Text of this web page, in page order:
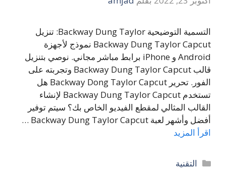
التسمية التوضيحية Backway Dung Taylor: تنزيل
Backway Dung Taylor Capcut نموذج لأجهزة
Android و iPhone برابط مباشر مجاني. نوصي بتنزيل
قالب Backway Dung Taylor Capcut وتجربته على
الفور. تحرير Backway Dong Taylor Capcut هل
تستخدم Backway Dung Taylor Capcut لإنشاء
القالب المثالي لمقطع الفيديو الخاص بك؟ سيتم توفير
أفضل وأشهر لعبة Backway Dung Taylor Capcut …
اقرأ المزيد
التصنيفات
التقنية